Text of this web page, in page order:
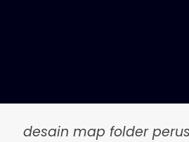
desain map folder